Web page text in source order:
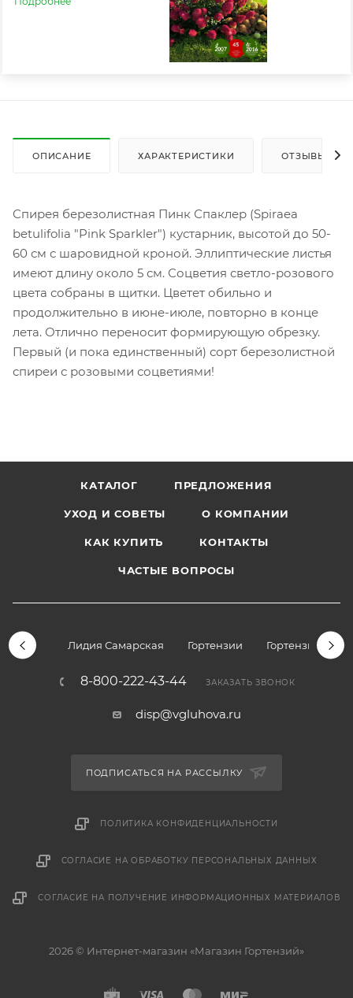
ОПИСАНИЕ ХАРАКТЕРИСТИКИ ОТЗЫВЫ
Спирея березолистная Пинк Спаклер (Spiraea
betulifolia "Pink Sparkler") кустарник, высотой до 50-
60 см с шаровидной кроной. Эллиптические листья
имеют длину около 5 см. Соцветия светло-розового
цвета собраны в щитки. Цветет обильно и
продолжительно в июне-июле, повторно в конце
лета. Отлично переносит формирующую обрезку.
Первый (и пока единственный) сорт березолистной
спиреи с розовыми соцветиями!
КАТАЛОГ ПРЕДЛОЖЕНИЯ
УХОД И СОВЕТЫ О КОМПАНИИ
КАК КУПИТЬ КОНТАКТЫ
ЧАСТЫЕ ВОПРОСЫ
Лидия Самарская Гортензии Гортензии
8-800-222-43-44 ЗАКАЗАТЬ ЗВОНОК
disp@vgluhova.ru
ПОДПИСАТЬСЯ НА РАССЫЛКУ
ПОЛИТИКА КОНФИДЕНЦИАЛЬНОСТИ
СОГЛАСИЕ НА ОБРАБОТКУ ПЕРСОНАЛЬНЫХ ДАННЫХ
СОГЛАСИЕ НА ПОЛУЧЕНИЕ ИНФОРМАЦИОННЫХ МАТЕРИАЛОВ
2026 © Интернет-магазин «Магазин Гортензий»